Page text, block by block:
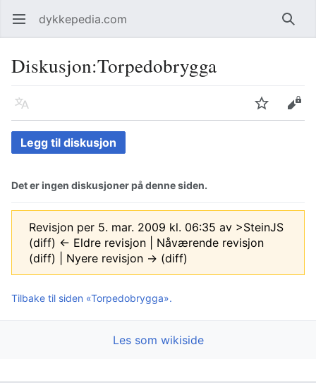
Åpne hovedmenyen dykkepedia.com Søk
Diskusjon:Torpedobrygga
Språk Overvåk Rediger
Legg til diskusjon
Det er ingen diskusjoner på denne siden.
Revisjon per 5. mar. 2009 kl. 06:35 av >SteinJS
(diff) ← Eldre revisjon | Nåværende revisjon
(diff) | Nyere revisjon → (diff)
Tilbake til siden «Torpedobrygga».
Les som wikiside